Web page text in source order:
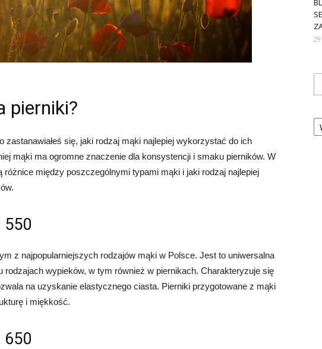
pierniki?
zastanawiałeś się, jaki rodzaj mąki najlepiej wykorzystać do ich
mąki ma ogromne znaczenie dla konsystencji i smaku pierników. W
między poszczególnymi typami mąki i jaki rodzaj najlepiej
550
z najpopularniejszych rodzajów mąki w Polsce. Jest to uniwersalna
rodzajach wypieków, w tym również w piernikach. Charakteryzuje się
na uzyskanie elastycznego ciasta. Pierniki przygotowane z mąki
i miękkość.
650